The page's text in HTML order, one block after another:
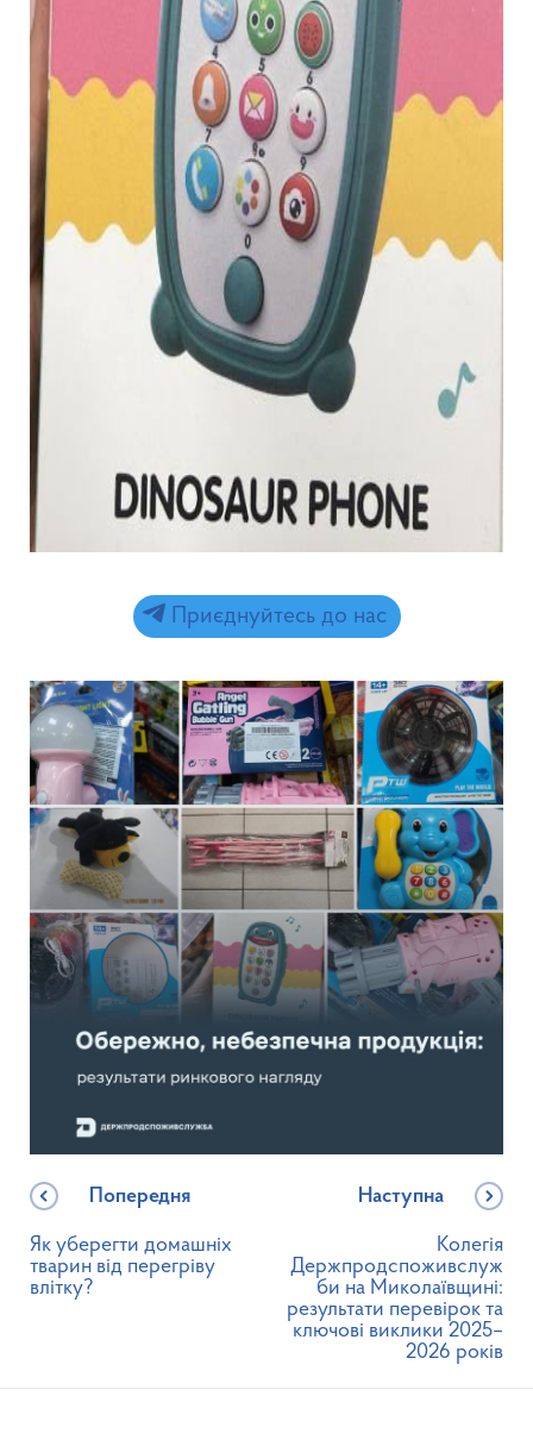
Приєднуйтесь до нас
Попередня
Як уберегти домашніх
тварин від перегріву
влітку?
Наступна
Колегія
Держпродспоживслуж
би на Миколаївщині:
результати перевірок та
ключові виклики 2025–
2026 років